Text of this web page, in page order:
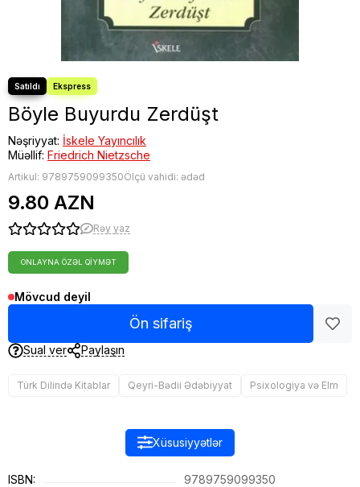
Böyle Buyurdu Zerdüşt
Nəşriyyat: İskele Yayıncılık
Müəllif: Friedrich Nietzsche
Artikul: 9789759099350Ölçü vahidi: ədəd
9.80 AZN
Rəy yaz
ONLAYNA ÖZƏL QIYMƏT
Mövcud deyil
Ön sifariş
Sual ver Paylaşın
Türk Dilində Kitablar Qeyri-Bədii Ədəbiyyat Psixologiya və Elm
Xüsusiyyətlər
ISBN:
9789759099350